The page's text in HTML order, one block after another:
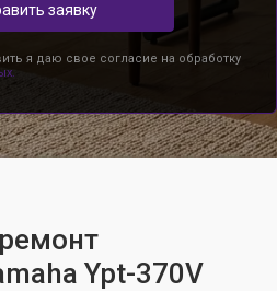
заявку
я даю свое согласие на обработку
Ypt-370V